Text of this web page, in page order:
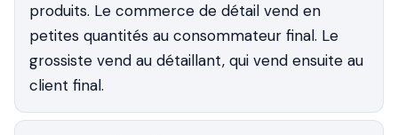
produits. Le commerce de détail vend en
petites quantités au consommateur final. Le
grossiste vend au détaillant, qui vend ensuite au
client final.